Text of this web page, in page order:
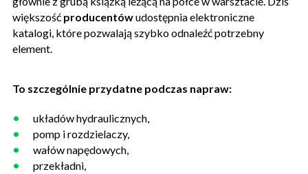
większość producentówudostępnia elektroniczne
katalogi, które pozwalają szybko odnaleźć potrzebny
element.
To szczególnie przydatne podczas napraw:
układów hydraulicznych,
pomp i rozdzielaczy,
wałów napędowych,
przekładni,